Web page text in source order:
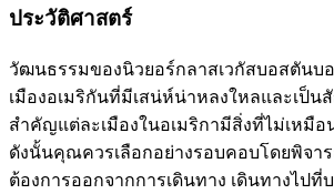
ประวัติศาสตร์
วัฒนธรรมของนิวยอร์กลาสเวกัสบอสตันบ
เมืองอเมริกันที่มีเสน่ห์น่าหลงใหลและเป็
สำคัญแต่ละเมืองในอเมริกามีสิ่งที่ไม่เหมือ
ดังนั้นคุณควรเลือกอย่างรอบคอบโดยพิจ
ต้องการออกจากการเดินทาง เดินทางไปที่